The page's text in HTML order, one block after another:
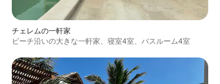
チェレムの一軒家
ビーチ沿いの大きな一軒家、寝室4室、バスルーム4室